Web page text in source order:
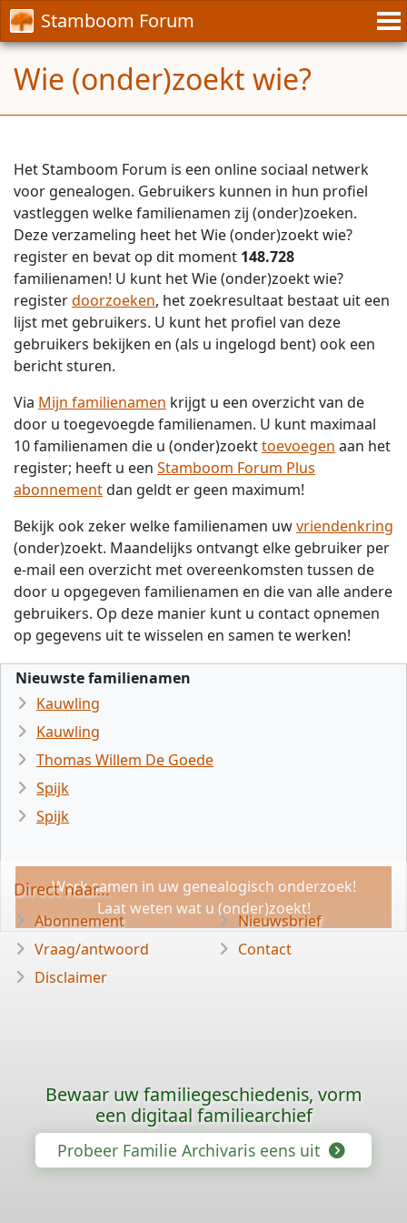
Stamboom Forum
Wie (onder)zoekt wie?
Het Stamboom Forum is een online sociaal netwerk
voor genealogen. Gebruikers kunnen in hun profiel
vastleggen welke familienamen zij (onder)zoeken.
Deze verzameling heet het Wie (onder)zoekt wie?
register en bevat op dit moment 148.728
familienamen! U kunt het Wie (onder)zoekt wie?
registerdoorzoeken, het zoekresultaat bestaat uit een
lijst met gebruikers. U kunt het profiel van deze
gebruikers bekijken en (als u ingelogd bent) ook een
bericht sturen.
Via Mijn familienamen krijgt u een overzicht van de
door u toegevoegde familienamen. U kunt maximaal
10 familienamen die u (onder)zoekttoevoegen aan het
register; heeft u een Stamboom Forum Plus
abonnementdan geldt er geen maximum!
Bekijk ook zeker welke familienamen uwvriendenkring
(onder)zoekt. Maandelijks ontvangt elke gebruiker per
e-mail een overzicht met overeenkomsten tussen de
door u opgegeven familienamen en die van alle andere
gebruikers. Op deze manier kunt u contact opnemen
op gegevens uit te wisselen en samen te werken!
Nieuwste familienamen
Kauwling
Kauwling
Thomas Willem De Goede
Spijk
Spijk
Werk samen in uw genealogisch onderzoek!
Laat weten wat u (onder)zoekt!
Direct naar...
Abonnement
Vraag/antwoord
Disclaimer
Nieuwsbrief
Contact
Bewaar uw familiegeschiedenis, vorm
een digitaal familiearchief
Probeer Familie Archivaris eens uit